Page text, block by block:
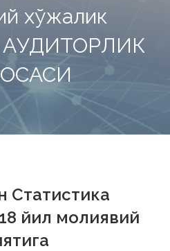
хўжалик
АУДИТОРЛИК
Статистика
йил молиявий